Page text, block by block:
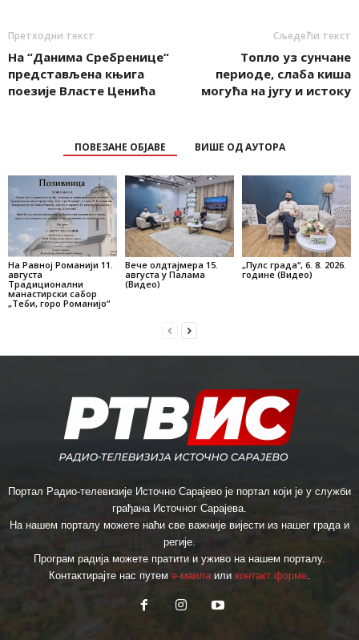
Претходни текст
На “Данима Сребренице“
представљена књига
поезије Власте Ценића
Сљедећи текст
Топло уз сунчане
периоде, слаба киша
могућа на југу и истоку
ПОВЕЗАНЕ ОБЈАВЕ ВИШЕ ОД АУТОРА
На Равној Романији 11.
августа
Традиционални
манастирски сабор
„Теби, горо Романијо“
Вече олдтајмера 15.
августа у Палама
(Видео)
„Пулс града“, 6. 8. 2026.
године (Видео)
Портал Радио-телевизије Источно Сарајево је портал који је у служби
грађана Источног Сарајева.
На нашем порталу можете наћи све важније вијести из нашег града и
регије.
Програм радија можете пратити и уживо на нашем порталу.
Контактирајте нас путем е-маилаили контакт форме.